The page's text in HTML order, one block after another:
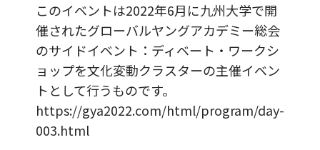
このイベントは2022年6月に九州大学で開
催されたグローバルヤングアカデミー総会
のサイドイベント：ディベート・ワークシ
ョップを文化変動クラスターの主催イベン
トとして行うものです。
https://gya2022.com/html/program/day-
003.html